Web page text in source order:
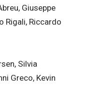
Giuseppe
Rigali, Riccardo
Silvia
Greco, Kevin